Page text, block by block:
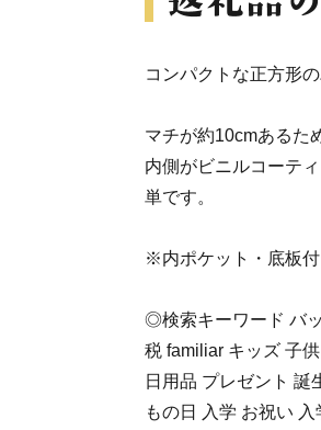
コンパクトな正方形の
マチが約10cmあるた
内側がビニルコーテ
単です。
※内ポケット・底板付
◎検索キーワード バ
税 familiar キッズ 子
日用品 プレゼント 誕
もの日 入学 お祝い